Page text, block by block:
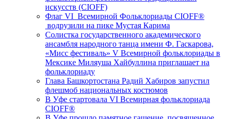
искусств (CIOFF)
Флаг VI Всемирной Фольклориады CIOFF®️
водрузили на пике Мустая Карима
Солистка государственного академического
ансамбля народного танца имени Ф. Гаскарова,
«Мисс фестиваль» V Всемирной фольклориады в
Мексике Миляуша Хайбуллина приглашает на
фольклориаду
Глава Башкортостана Радий Хабиров запустил
флешмоб национальных костюмов
В Уфе стартовала VI Всемирная фольклориада
CIOFF®️